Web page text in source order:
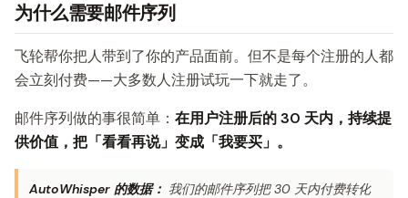
为什么需要邮件序列
飞轮帮你把人带到了你的产品面前。但不是每个注册的人都
会立刻付费——大多数人注册试玩一下就走了。
邮件序列做的事很简单： 在用户注册后的 30 天内，持续提
供价值，把「看看再说」变成「我要买」。
AutoWhisper 的数据： 我们的邮件序列把 30 天内付费转化